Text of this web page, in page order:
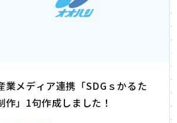
業メディア連携「SDGｓかるた
作」1句作成しました！